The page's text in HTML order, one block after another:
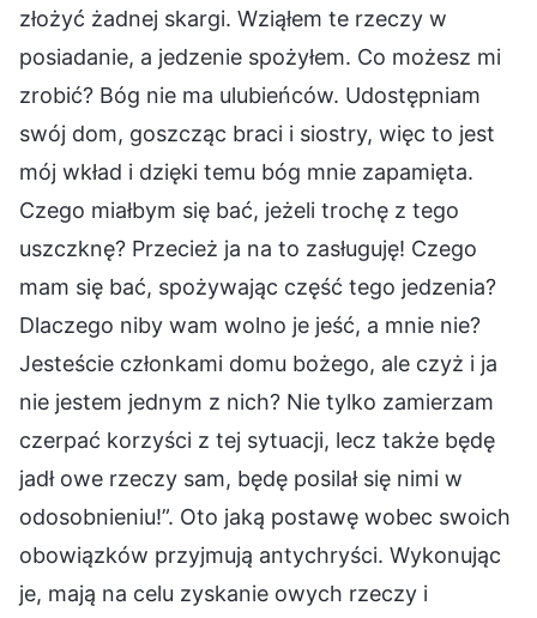
złożyć żadnej skargi. Wziąłem te rzeczy w
posiadanie, a jedzenie spożyłem. Co możesz mi
zrobić? Bóg nie ma ulubieńców. Udostępniam
swój dom, goszcząc braci i siostry, więc to jest
mój wkład i dzięki temu bóg mnie zapamięta.
Czego miałbym się bać, jeżeli trochę z tego
uszczknę? Przecież ja na to zasługuję! Czego
mam się bać, spożywając część tego jedzenia?
Dlaczego niby wam wolno je jeść, a mnie nie?
Jesteście członkami domu bożego, ale czyż i ja
nie jestem jednym z nich? Nie tylko zamierzam
czerpać korzyści z tej sytuacji, lecz także będę
jadł owe rzeczy sam, będę posilał się nimi w
odosobnieniu!”. Oto jaką postawę wobec swoich
obowiązków przyjmują antychryści. Wykonując
je, mają na celu zyskanie owych rzeczy i